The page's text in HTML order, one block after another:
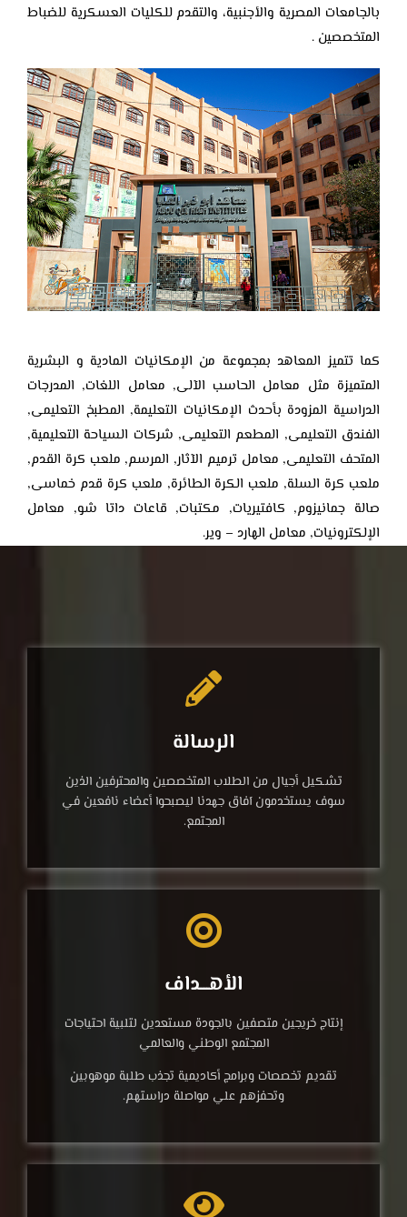
بالجامعات المصرية والأجنبية، والتقدم للكليات العسكرية للضباط
المتخصصين .
كما تتميز المعاهد بمجموعة من الإمكانيات المادية و البشرية
المتميزة مثل معامل الحاسب الآلى, معامل اللغات, المدرجات
الدراسية المزودة بأحدث الإمكانيات التعليمة, المطبخ التعليمى,
الفندق التعليمى, المطعم التعليمى, شركات السياحة التعليمية,
المتحف التعليمى, معامل ترميم الآثار, المرسم, ملعب كرة القدم,
ملعب كرة السلة, ملعب الكرة الطائرة, ملعب كرة قدم خماسى,
صالة جمانيزوم, كافتيريات, مكتبات, قاعات داتا شو, معامل
الإلكترونيات, معامل الهارد – وير.
الرسالة
تشكيل أجيال من الطلاب المتخصصين والمحترفين الذين
سوف يستخدمون آفاق جهدنا ليصبحوا أعضاء نافعين في
المجتمع.
الأهـــداف
إنتاج خريجين متصفين ‏بالجودة مستعدين لتلبية ‏احتياجات
المجتمع الوطني ‏والعالمي
تقديم تخصصات وبرامج ‏أكاديمية تجذب طلبة موهوبين
‏وتحفزهم علي مواصلة ‏دراستهم.